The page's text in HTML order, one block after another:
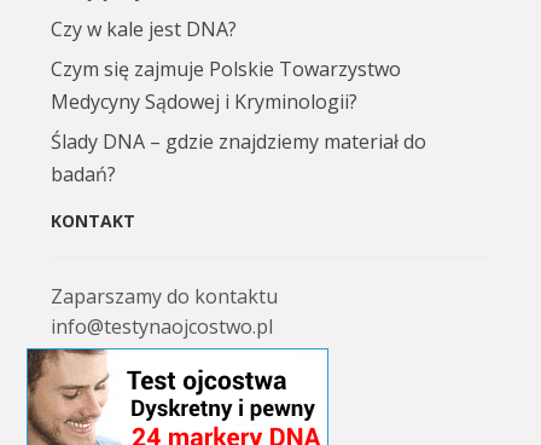
Czy w kale jest DNA?
Czym się zajmuje Polskie Towarzystwo
Medycyny Sądowej i Kryminologii?
Ślady DNA – gdzie znajdziemy materiał do
badań?
KONTAKT
Zaparszamy do kontaktu
info@testynaojcostwo.pl